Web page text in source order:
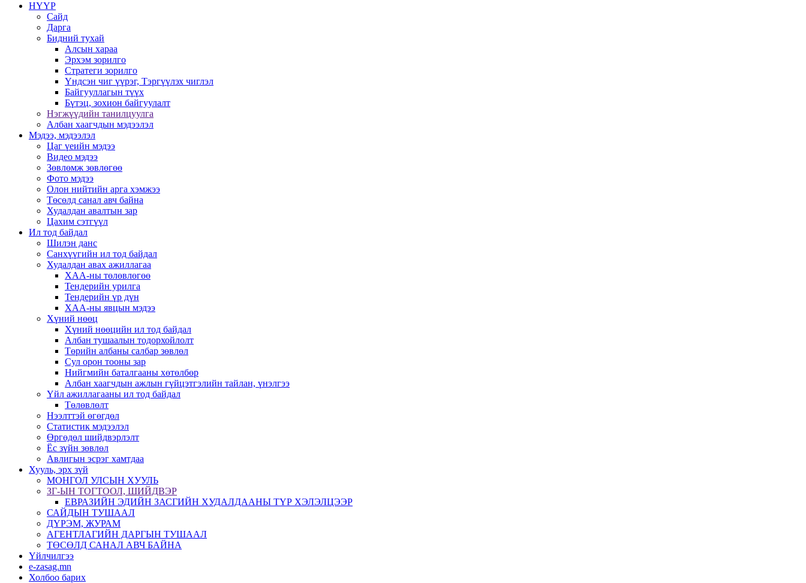
НҮҮР
Сайд
Дарга
Бидний тухай
Алсын хараа
Эрхэм зорилго
Стратеги зорилго
Үндсэн чиг үүрэг, Тэргүүлэх чиглэл
Байгууллагын түүх
Бүтэц, зохион байгуулалт
Нэгжүүдийн танилцуулга
Албан хаагчдын мэдээлэл
Мэдээ, мэдээлэл
Цаг үеийн мэдээ
Видео мэдээ
Зөвлөмж зөвлөгөө
Фото мэдээ
Олон нийтийн арга хэмжээ
Төсөлд санал авч байна
Худалдан авалтын зар
Цахим сэтгүүл
Ил тод байдал
Шилэн данс
Санхүүгийн ил тод байдал
Худалдан авах ажиллагаа
ХАА-ны төлөвлөгөө
Тендерийн урилга
Тендерийн үр дүн
ХАА-ны явцын мэдээ
Хүний нөөц
Хүний нөөцийн ил тод байдал
Албан тушаалын тодорхойлолт
Төрийн албаны салбар зөвлөл
Сул орон тооны зар
Нийгмийн баталгааны хөтөлбөр
Албан хаагчдын ажлын гүйцэтгэлийн тайлан, үнэлгээ
Үйл ажиллагааны ил тод байдал
Төлөвлөлт
Нээлттэй өгөгдөл
Статистик мэдээлэл
Өргөдөл шийдвэрлэлт
Ёс зүйн зөвлөл
Авлигын эсрэг хамтдаа
Хууль, эрх зүй
МОНГОЛ УЛСЫН ХУУЛЬ
ЗГ-ЫН ТОГТООЛ, ШИЙДВЭР
ЕВРАЗИЙН ЭДИЙН ЗАСГИЙН ХУДАЛДААНЫ ТҮР ХЭЛЭЛЦЭЭР
САЙДЫН ТУШААЛ
ДҮРЭМ, ЖУРАМ
АГЕНТЛАГИЙН ДАРГЫН ТУШААЛ
ТӨСӨЛД САНАЛ АВЧ БАЙНА
Үйлчилгээ
e-zasag.mn
Холбоо барих